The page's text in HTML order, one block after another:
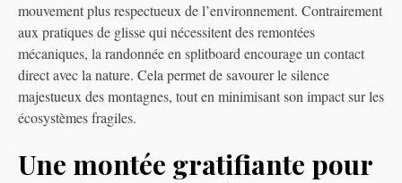
mouvement plus respectueux de l’environnement. Contrairement
aux pratiques de glisse qui nécessitent des remontées
mécaniques, la randonnée en splitboard encourage un contact
direct avec la nature. Cela permet de savourer le silence
majestueux des montagnes, tout en minimisant son impact sur les
écosystèmes fragiles.
Une montée gratifiante pour